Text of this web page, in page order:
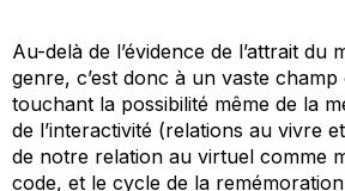
Au-delà de l’évidence de l’attrait du
genre, c’est donc à un vaste champ
touchant la possibilité même de la
de l’interactivité (relations au vivre
de notre relation au virtuel comme
code, et le cycle de la